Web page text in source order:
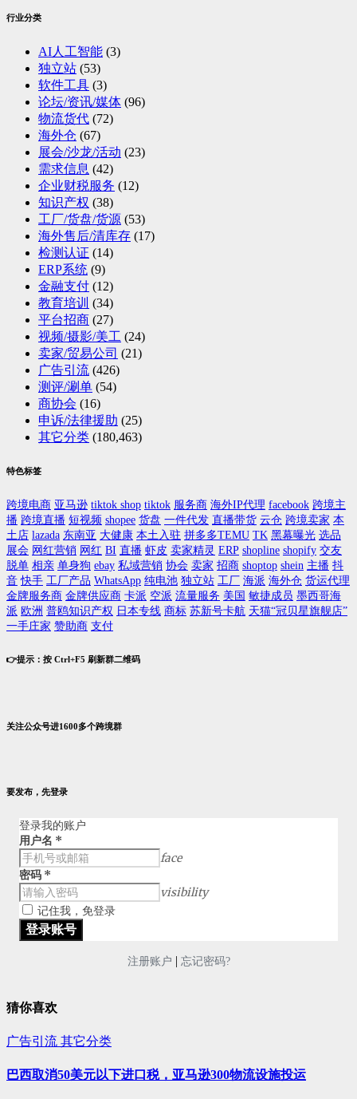
行业分类
AI人工智能 (3)
独立站 (53)
软件工具 (3)
论坛/资讯/媒体 (96)
物流货代 (72)
海外仓 (67)
展会/沙龙/活动 (23)
需求信息 (42)
企业财税服务 (12)
知识产权 (38)
工厂/货盘/货源 (53)
海外售后/清库存 (17)
检测认证 (14)
ERP系统 (9)
金融支付 (12)
教育培训 (34)
平台招商 (27)
视频/摄影/美工 (24)
卖家/贸易公司 (21)
广告引流 (426)
测评/涮单 (54)
商协会 (16)
申诉/法律援助 (25)
其它分类 (180,463)
特色标签
跨境电商 亚马逊 tiktok shop tiktok 服务商 海外IP代理 facebook 跨境主
播 跨境直播 短视频 shopee 货盘 一件代发 直播带货 云仓 跨境卖家 本
土店 lazada 东南亚 大健康 本土入驻 拼多多TEMU TK 黑幕曝光 选品
展会 网红营销 网红 BI 直播 虾皮 卖家精灵 ERP shopline shopify 交友
脱单 相亲 单身狗 ebay 私域营销 协会 卖家 招商 shoptop shein 主播 抖
音 快手 工厂产品 WhatsApp 纯电池 独立站 工厂 海派 海外仓 货运代理
金牌服务商 金牌供应商 卡派 空派 流量服务 美国 敏捷成员 墨西哥海
派 欧洲 普鸥知识产权 日本专线 商标 苏新号卡航 天猫“冠贝星旗舰店”
一手庄家 赞助商 支付
👉提示：按 Ctrl+F5 刷新群二维码
关注公众号进1600多个跨境群
要发布，先登录
登录我的账户
用户名 *
face
密码 *
visibility
记住我，免登录
注册账户 | 忘记密码?
猜你喜欢
广告引流 其它分类
巴西取消50美元以下进口税，亚马逊300物流设施投运